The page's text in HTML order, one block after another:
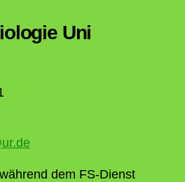
Uni
dem FS-Dienst